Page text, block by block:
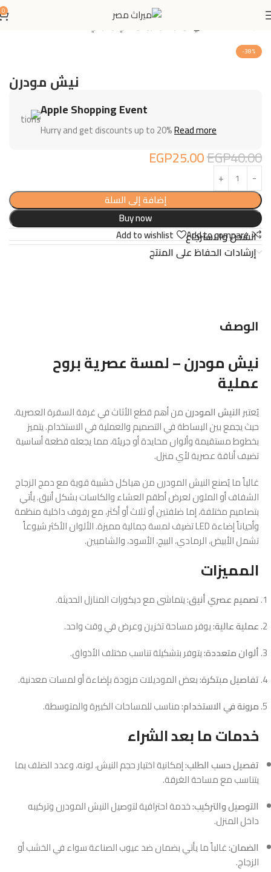
0
نيش مودرن ايطالي و تركي
-38%
نيش مودرن
Apple Shopping Event
Hurry and get discounts up to 20%Read more
EGP40.00
EGP25.00
إضافة إلى السلة
Buy now
Add to compare
Add to wishlist
الشحن والاسترجاع
إرشادات الحفاظ على المنتج
الوصف
نيش مودرن – لمسة عصرية بروح
عملية
يُعتبرالنيش المودرنمن أهم قطع الأثاث في غرفة السفرة العصرية،
حيث يجمع بين البساطة في التصميم والعملية في الاستخدام. يتميز
بخطوط مستقيمة وألوان محايدة أو جريئة، مما يجعله قطعة أساسية
تضيف أناقة عصرية لأي منزل.
غالباً ما يُصنع النيش المودرن من هياكل خشبية قوية مع دمج الزجاج
الشفاف أو الملون لعرض أطقم العشاء والكاسات بشكل أنيق. يأتي
بتصاميم مختلفة، إما ضلفتين أو ثلاث أو أكثر، مع رفوف داخلية منظمة
وأحياناً إضاءة LED تضيف لمسة جمالية مميزة. الألوان الأكثر شيوعاً
تشمل الأبيض، الرمادي، البيج، الأسود، والشامبين.
المميزات
تصميم عصري أنيق:يتماشى مع ديكورات المنازل الحديثة.
عملية عالية:يوفر مساحة تخزين وعرض في وقت واحد.
ألوان متعددة:يتوفر بتشكيلة تناسب مختلف الأذواق.
تفاصيل مبتكرة:بعض الموديلات مزودة بإضاءة أو لمسات معدنية.
مرونة في الاستخدام:مناسب للمساحات الكبيرة والمتوسطة.
خدمات ما بعد الشراء
تفصيل حسب الطلب:إمكانية اختيار حجم النيش، لونه، وعدد الضلف بما
يتناسب مع مساحة الغرفة.
التوصيل والتركيب:خدمة احترافية لتوصيل النيش المودرن وتركيبه
داخل المنزل.
الضمان:غالباً ما يأتي بضمان ضد عيوب الصناعة سواء في الخشب أو
الزجاج.